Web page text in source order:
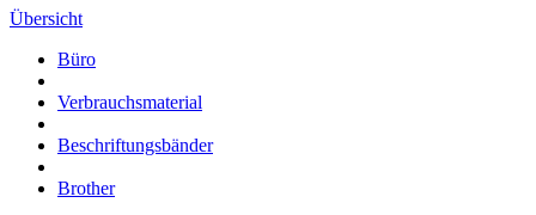
Übersicht
Büro
Verbrauchsmaterial
Beschriftungsbänder
Brother